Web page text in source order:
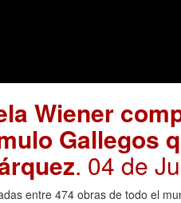
Wiener
Gallegos
. 04 de
entre 474 obras de todo el